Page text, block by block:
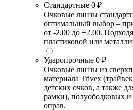
Стандартные 0 ₽
Очковые линзы
оптимальный выбор –
от -2.00 до +2.00.
пластиковой или
Ударопрочные 0 ₽
Очковые линзы из
материала Trivex
детских очков, а также
рамки), полуободковых
оправ.